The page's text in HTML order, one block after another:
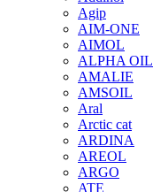
Agip
AIM-ONE
AIMOL
ALPHA OIL
AMALIE
AMSOIL
Aral
Arctic cat
ARDINA
AREOL
ARGO
ATE